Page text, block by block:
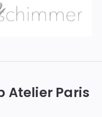
Atelier Paris